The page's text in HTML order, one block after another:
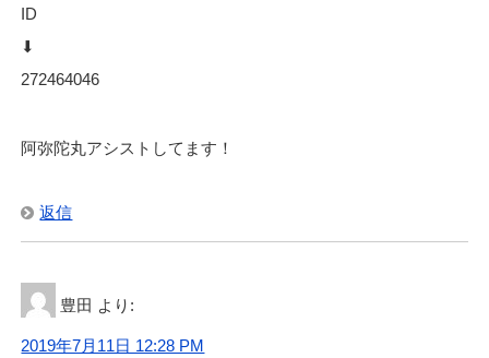
ID
⬇︎
272464046
阿弥陀丸アシストしてます！
返信
豊田 より:
2019年7月11日 12:28 PM